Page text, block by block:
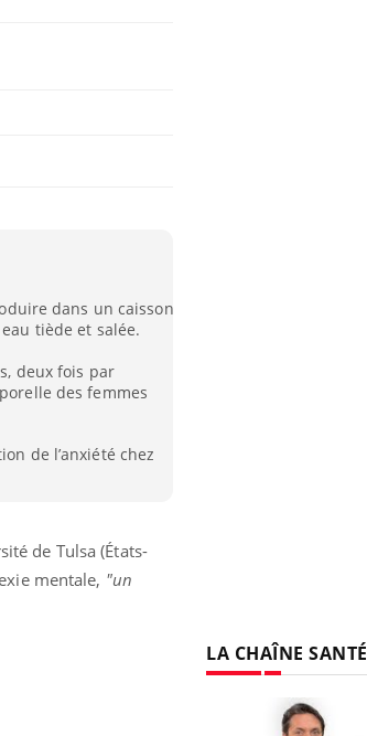
dans un caisson
tiède et salée.
deux fois par
des femmes
de l’anxiété chez
de Tulsa (États-
mentale, "un
LA CHAÎNE SANTÉ